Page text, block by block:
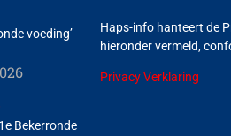
voeding’
Bekerronde
Haps-info hanteert de
hieronder vermeld,
Privacy Verklaring